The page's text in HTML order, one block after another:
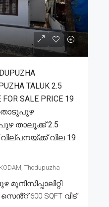
TALUK 2.5
FOR SALE PRICE 19
തൊടുപുഴ
താലൂക്ക് 2.5
വില്പനയ്ക്ക് വില 19
Thodupuzha
600 SQFT വീട്